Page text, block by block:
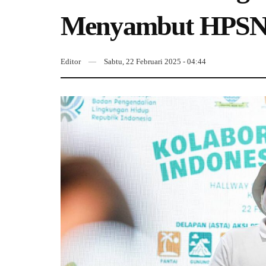
Menyambut
Editor Sabtu, 22 Februari 2025 - 04:44